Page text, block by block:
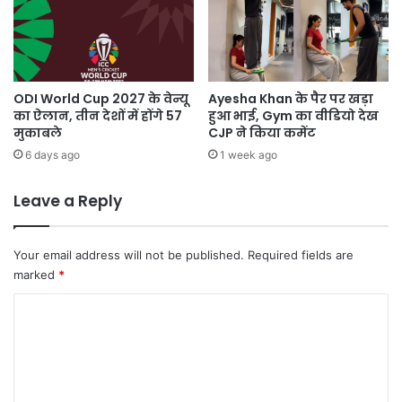
ODI World Cup 2027 के वेन्यू
का ऐलान, तीन देशों में होंगे 57
मुकाबले
6 days ago
Ayesha Khan के पैर पर खड़ा
हुआ भाई, Gym का वीडियो देख
CJP ने किया कमेंट
1 week ago
Leave a Reply
Your email address will not be published. Required fields are
marked *